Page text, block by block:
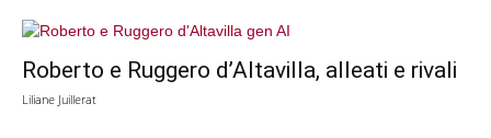
Roberto e Ruggero d’Altavilla, alleati e rivali
Liliane Juillerat